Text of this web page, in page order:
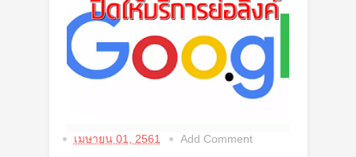
เมษายน 01, 2561 Add Comment